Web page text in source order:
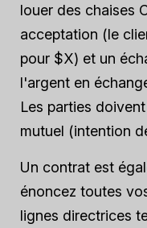
louer des chaises
acceptation (le
pour $X) et un
l'argent en
Les parties
mutuel (intention
Un contrat est
énoncez toutes
lignes directrices